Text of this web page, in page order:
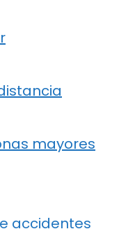
mayores
accidentes